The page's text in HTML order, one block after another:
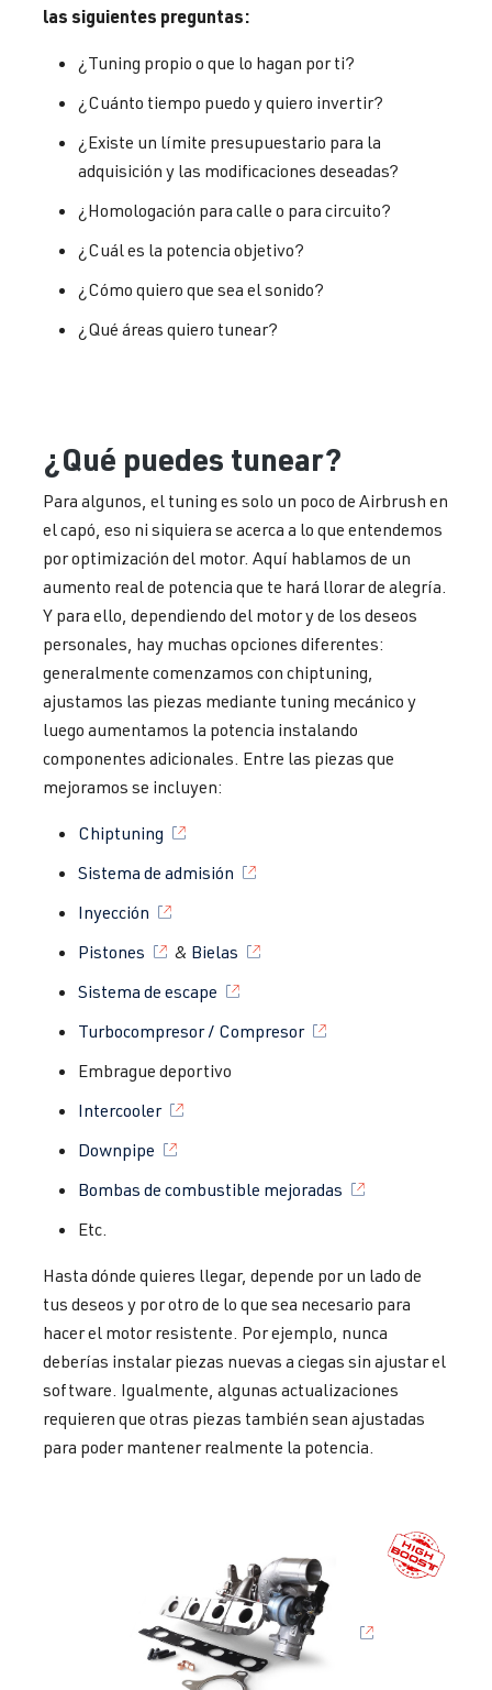
las siguientes preguntas:
¿Tuning propio o que lo hagan por ti?
¿Cuánto tiempo puedo y quiero invertir?
¿Existe un límite presupuestario para la
adquisición y las modificaciones deseadas?
¿Homologación para calle o para circuito?
¿Cuál es la potencia objetivo?
¿Cómo quiero que sea el sonido?
¿Qué áreas quiero tunear?
¿Qué puedes tunear?
Para algunos, el tuning es solo un poco de Airbrush en
el capó, eso ni siquiera se acerca a lo que entendemos
por optimización del motor. Aquí hablamos de un
aumento real de potencia que te hará llorar de alegría.
Y para ello, dependiendo del motor y de los deseos
personales, hay muchas opciones diferentes:
generalmente comenzamos con chiptuning,
ajustamos las piezas mediante tuning mecánico y
luego aumentamos la potencia instalando
componentes adicionales. Entre las piezas que
mejoramos se incluyen:
Chiptuning
Sistema de admisión
Inyección
Pistones
& Bielas
Sistema de escape
Turbocompresor / Compresor
Embrague deportivo
Intercooler
Downpipe
Bombas de combustible mejoradas
Etc.
Hasta dónde quieres llegar, depende por un lado de
tus deseos y por otro de lo que sea necesario para
hacer el motor resistente. Por ejemplo, nunca
deberías instalar piezas nuevas a ciegas sin ajustar el
software. Igualmente, algunas actualizaciones
requieren que otras piezas también sean ajustadas
para poder mantener realmente la potencia.